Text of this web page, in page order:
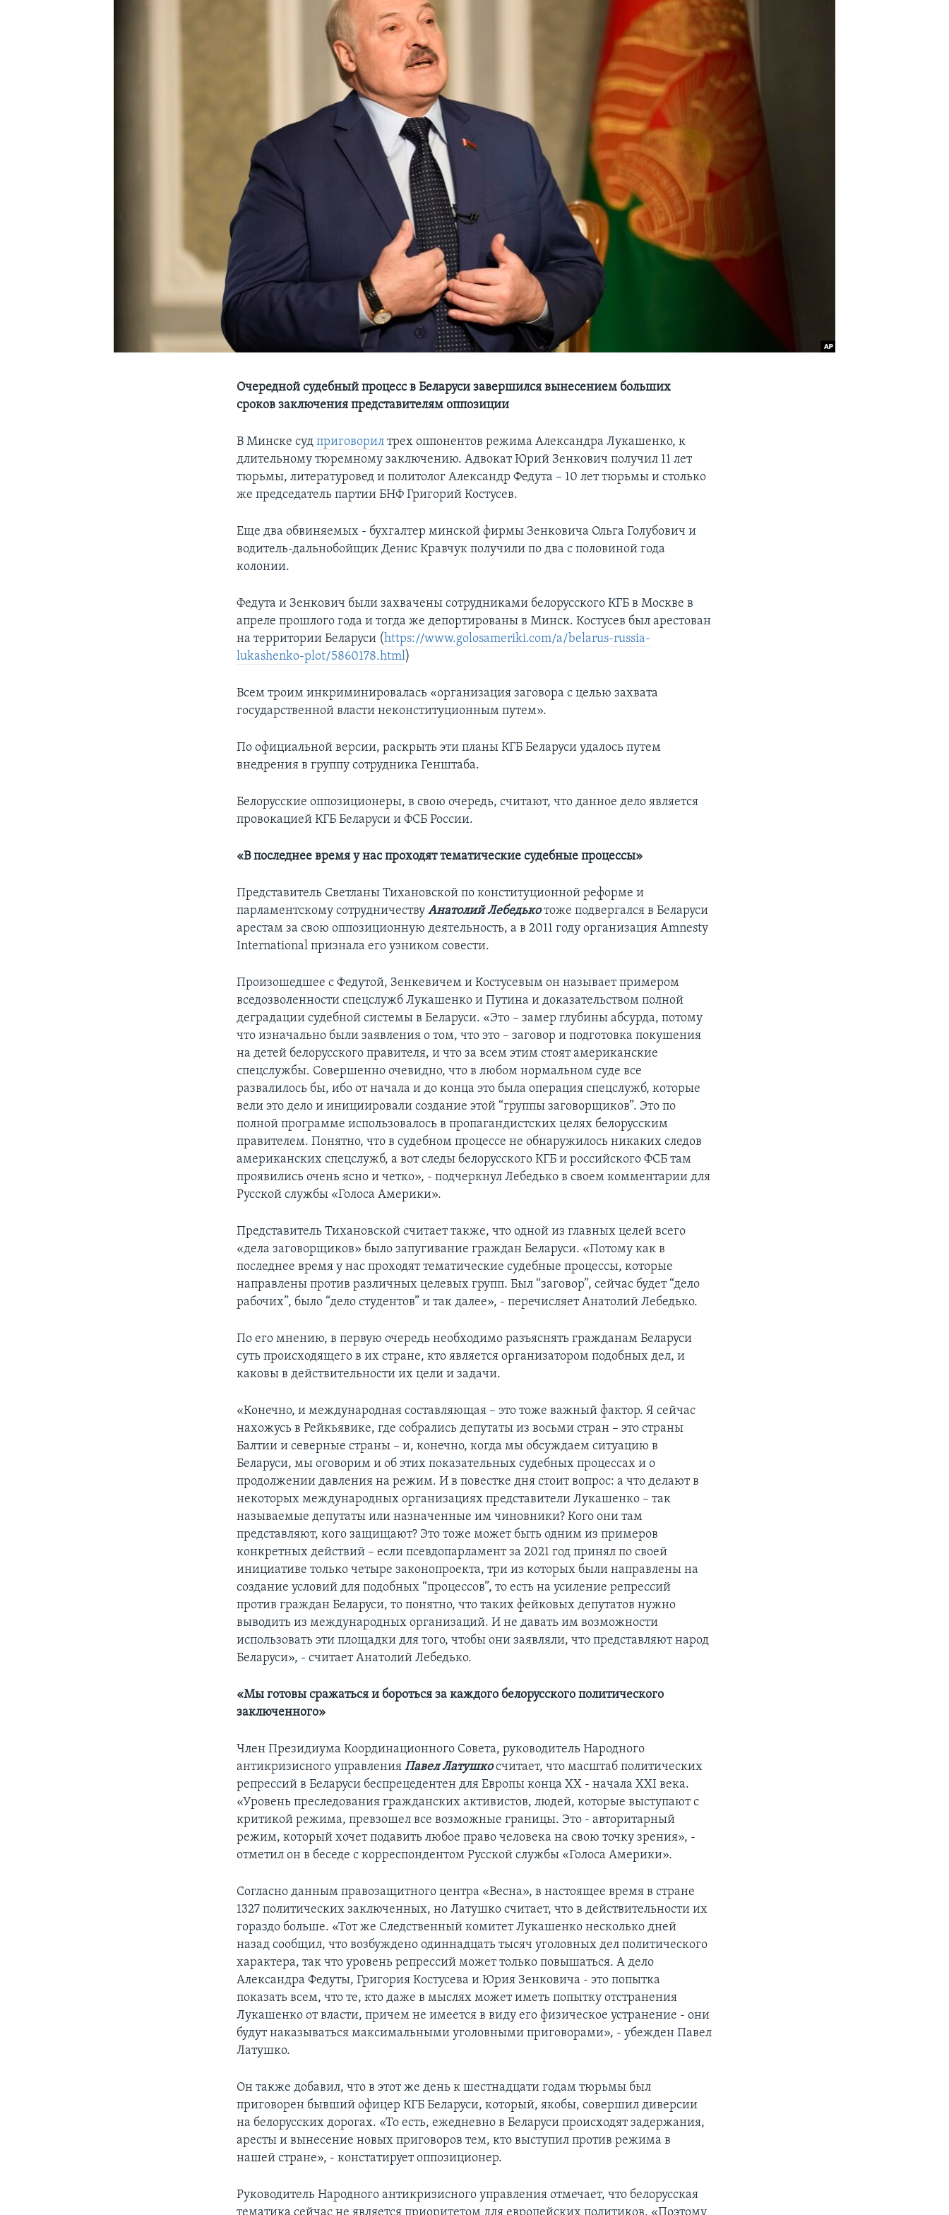
Очередной судебный процесс в Беларуси завершился вынесением больших
сроков заключения представителям оппозиции
В Минске судприговорил трех оппонентов режима Александра Лукашенко, к
длительному тюремному заключению. Адвокат Юрий Зенкович получил 11 лет
тюрьмы, литературовед и политолог Александр Федута – 10 лет тюрьмы и столько
же председатель партии БНФ Григорий Костусев.
Еще два обвиняемых - бухгалтер минской фирмы Зенковича Ольга Голубович и
водитель-дальнобойщик Денис Кравчук получили по два с половиной года
колонии.
Федута и Зенкович были захвачены сотрудниками белорусского КГБ в Москве в
апреле прошлого года и тогда же депортированы в Минск. Костусев был арестован
на территории Беларуси (https://www.golosameriki.com/a/belarus-russia-
lukashenko-plot/5860178.html)
Всем троим инкриминировалась «организация заговора с целью захвата
государственной власти неконституционным путем».
По официальной версии, раскрыть эти планы КГБ Беларуси удалось путем
внедрения в группу сотрудника Генштаба.
Белорусские оппозиционеры, в свою очередь, считают, что данное дело является
провокацией КГБ Беларуси и ФСБ России.
«В последнее время у нас проходят тематические судебные процессы»
Представитель Светланы Тихановской по конституционной реформе и
парламентскому сотрудничествуАнатолий Лебедькотоже подвергался в Беларуси
арестам за свою оппозиционную деятельность, а в 2011 году организация Amnesty
International признала его узником совести.
Произошедшее с Федутой, Зенкевичем и Костусевым он называет примером
вседозволенности спецслужб Лукашенко и Путина и доказательством полной
деградации судебной системы в Беларуси. «Это – замер глубины абсурда, потому
что изначально были заявления о том, что это – заговор и подготовка покушения
на детей белорусского правителя, и что за всем этим стоят американские
спецслужбы. Совершенно очевидно, что в любом нормальном суде все
развалилось бы, ибо от начала и до конца это была операция спецслужб, которые
вели это дело и инициировали создание этой “группы заговорщиков”. Это по
полной программе использовалось в пропагандистских целях белорусским
правителем. Понятно, что в судебном процессе не обнаружилось никаких следов
американских спецслужб, а вот следы белорусского КГБ и российского ФСБ там
проявились очень ясно и четко», - подчеркнул Лебедько в своем комментарии для
Русской службы «Голоса Америки».
Представитель Тихановской считает также, что одной из главных целей всего
«дела заговорщиков» было запугивание граждан Беларуси. «Потому как в
последнее время у нас проходят тематические судебные процессы, которые
направлены против различных целевых групп. Был “заговор”, сейчас будет “дело
рабочих”, было “дело студентов” и так далее», - перечисляет Анатолий Лебедько.
По его мнению, в первую очередь необходимо разъяснять гражданам Беларуси
суть происходящего в их стране, кто является организатором подобных дел, и
каковы в действительности их цели и задачи.
«Конечно, и международная составляющая – это тоже важный фактор. Я сейчас
нахожусь в Рейкьявике, где собрались депутаты из восьми стран – это страны
Балтии и северные страны – и, конечно, когда мы обсуждаем ситуацию в
Беларуси, мы оговорим и об этих показательных судебных процессах и о
продолжении давления на режим. И в повестке дня стоит вопрос: а что делают в
некоторых международных организациях представители Лукашенко – так
называемые депутаты или назначенные им чиновники? Кого они там
представляют, кого защищают? Это тоже может быть одним из примеров
конкретных действий – если псевдопарламент за 2021 год принял по своей
инициативе только четыре законопроекта, три из которых были направлены на
создание условий для подобных “процессов”, то есть на усиление репрессий
против граждан Беларуси, то понятно, что таких фейковых депутатов нужно
выводить из международных организаций. И не давать им возможности
использовать эти площадки для того, чтобы они заявляли, что представляют народ
Беларуси», - считает Анатолий Лебедько.
«Мы готовы сражаться и бороться за каждого белорусского политического
заключенного»
Член Президиума Координационного Совета, руководитель Народного
антикризисного управленияПавел Латушкосчитает, что масштаб политических
репрессий в Беларуси беспрецедентен для Европы конца ХХ - начала XXI века.
«Уровень преследования гражданских активистов, людей, которые выступают с
критикой режима, превзошел все возможные границы. Это - авторитарный
режим, который хочет подавить любое право человека на свою точку зрения», -
отметил он в беседе с корреспондентом Русской службы «Голоса Америки».
Согласно данным правозащитного центра «Весна», в настоящее время в стране
1327 политических заключенных, но Латушко считает, что в действительности их
гораздо больше. «Тот же Следственный комитет Лукашенко несколько дней
назад сообщил, что возбуждено одиннадцать тысяч уголовных дел политического
характера, так что уровень репрессий может только повышаться. А дело
Александра Федуты, Григория Костусева и Юрия Зенковича - это попытка
показать всем, что те, кто даже в мыслях может иметь попытку отстранения
Лукашенко от власти, причем не имеется в виду его физическое устранение - они
будут наказываться максимальными уголовными приговорами», - убежден Павел
Латушко.
Он также добавил, что в этот же день к шестнадцати годам тюрьмы был
приговорен бывший офицер КГБ Беларуси, который, якобы, совершил диверсии
на белорусских дорогах. «То есть, ежедневно в Беларуси происходят задержания,
аресты и вынесение новых приговоров тем, кто выступил против режима в
нашей стране», - констатирует оппозиционер.
Руководитель Народного антикризисного управления отмечает, что белорусская